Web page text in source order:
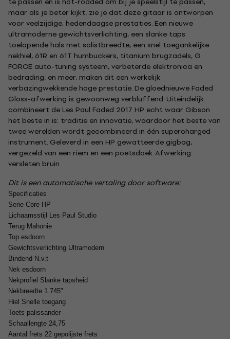
maar als je beter kijkt, zie je dat deze gitaar is ontworpen
voor veelzijdige, hedendaagse prestaties. Een nieuwe
ultramoderne gewichtsverlichting, een slanke taps
toelopende hals met solistbreedte, een snel toegankelijke
nekhiel, 61R en 61T humbuckers, titanium brugzadels, G
FORCE auto-tuning systeem, verbeterde elektronica en
bedrading, en meer, maken dit een werkelijk
verbazingwekkende hoge prestatie. De gloednieuwe Faded
Gloss-afwerking is gewoonweg verbluffend. Uiteindelijk
combineert de Les Paul Faded 2017 HP echt waar Gibson
het beste in is: traditie en innovatie, waardoor het beste van
twee werelden wordt gecombineerd in één supercharged
instrument. Geleverd in een HP gewatteerde gigbag,
vergezeld van een riem en een poetsdoek. Afwerking:
versleten bruin
Dit is een automatische vertaling door software:
Specificaties
Serie Core HP
Lichaamsstijl Les Paul Studio
Terug Mahonie
Top esdoorn
Gewichtsverlichting Ultramodern
Bindend N.v.t
Nek esdoorn
Nekprofiel Slanke tapsheid
Nekbreedte 1.745"
Hiel Snelle toegang
Toets palissander
Schaallengte 24,75
Aantal frets 22 gepolijste frets